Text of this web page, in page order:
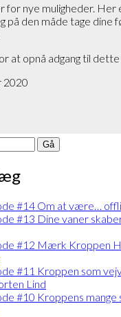
for nye muligheder. Her
på den måde tage
at opnå adgang til
2020
#14 Om at være…
#13 Dine vaner
#12 Mærk Kroppen
#11 Kroppen som
Lind
#10 Kroppens mange